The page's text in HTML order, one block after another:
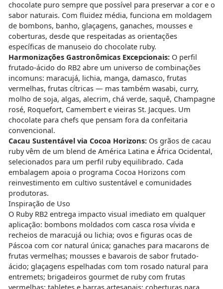
chocolate puro sempre que possível para preservar a cor e o
sabor naturais. Com fluidez média, funciona em moldagem
de bombons, banho, glaçagens, ganaches, mousses e
coberturas, desde que respeitadas as orientações
específicas de manuseio do chocolate ruby.
Harmonizações Gastronômicas Excepcionais:O perfil
frutado-ácido do RB2 abre um universo de combinações
incomuns: maracujá, lichia, manga, damasco, frutas
vermelhas, frutas cítricas — mas também wasabi, curry,
molho de soja, algas, alecrim, chá verde, saquê, Champagne
rosé, Roquefort, Camembert e vieiras St. Jacques. Um
chocolate para chefs que pensam fora da confeitaria
convencional.
Cacau Sustentável via Cocoa Horizons:Os grãos de cacau
ruby vêm de um blend de América Latina e África Ocidental,
selecionados para um perfil ruby equilibrado. Cada
embalagem apoia o programa Cocoa Horizons com
reinvestimento em cultivo sustentável e comunidades
produtoras.
Inspiração de Uso
O Ruby RB2 entrega impacto visual imediato em qualquer
aplicação: bombons moldados com casca rosa vívida e
recheios de maracujá ou lichia; ovos e figuras ocas de
Páscoa com cor natural única; ganaches para macarons de
frutas vermelhas; mousses e bavarois de sabor frutado-
ácido; glaçagens espelhadas com tom rosado natural para
entremets; brigadeiros gourmet de ruby com frutas